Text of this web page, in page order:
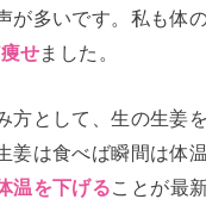
が多いです。私も体
せました。
方として、生の生姜
姜は食べば瞬間は体
温を下げることが最